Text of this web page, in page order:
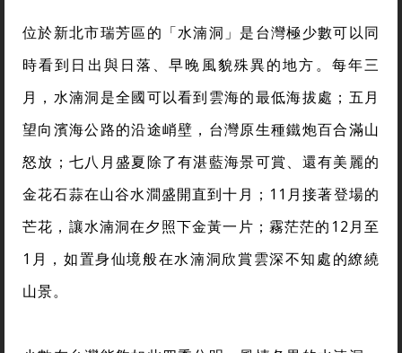
位於新北市瑞芳區的「水湳洞」是台灣極少數可以同
時看到日出與日落、早晚風貌殊異的地方。每年三
月，水湳洞是全國可以看到雲海的最低海拔處；五月
望向濱海公路的沿途峭壁，台灣原生種鐵炮百合滿山
怒放；七八月盛夏除了有湛藍海景可賞、還有美麗的
金花石蒜在山谷水澗盛開直到十月；11月接著登場的
芒花，讓水湳洞在夕照下金黃一片；霧茫茫的12月至
1月，如置身仙境般在水湳洞欣賞雲深不知處的繚繞
山景。